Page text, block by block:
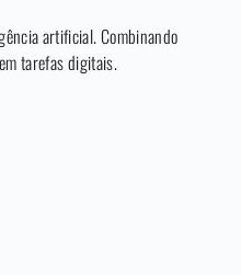
artificial. Combinando
tarefas digitais.